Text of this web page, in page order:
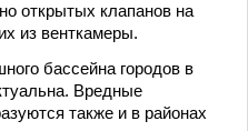
открытых клапанов на
из венткамеры.
бассейна городов в
Вредные
также и в районах